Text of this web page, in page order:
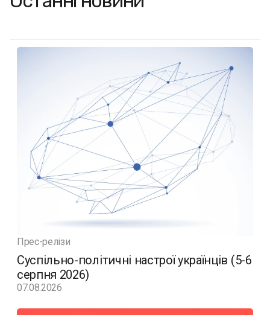
Прес-релізи
Суспільно-політичні настрої українців (5-6
серпня 2026)
07.08.2026